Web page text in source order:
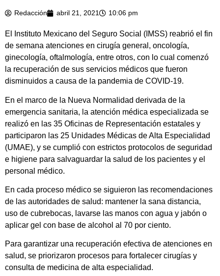
Redacción abril 21, 2021 10:06 pm
El Instituto Mexicano del Seguro Social (IMSS) reabrió el fin
de semana atenciones en cirugía general, oncología,
ginecología, oftalmología, entre otros, con lo cual comenzó
la recuperación de sus servicios médicos que fueron
disminuidos a causa de la pandemia de COVID-19.
En el marco de la Nueva Normalidad derivada de la
emergencia sanitaria, la atención médica especializada se
realizó en las 35 Oficinas de Representación estatales y
participaron las 25 Unidades Médicas de Alta Especialidad
(UMAE), y se cumplió con estrictos protocolos de seguridad
e higiene para salvaguardar la salud de los pacientes y el
personal médico.
En cada proceso médico se siguieron las recomendaciones
de las autoridades de salud: mantener la sana distancia,
uso de cubrebocas, lavarse las manos con agua y jabón o
aplicar gel con base de alcohol al 70 por ciento.
Para garantizar una recuperación efectiva de atenciones en
salud, se priorizaron procesos para fortalecer cirugías y
consulta de medicina de alta especialidad.